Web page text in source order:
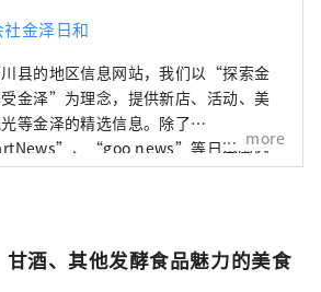
金泽日和
县的地区信息网站，我们以“探索金
金泽”为理念，提供新店、活动、美
等金泽的精选信息。除了
、“goo news”等日本国内
我们还与中国、台湾、香港、泰国、
more
甘酒、其他发酵食品魅力的美食